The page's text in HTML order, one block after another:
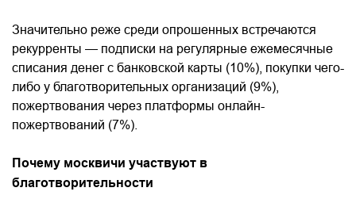
Значительно реже среди опрошенных встречаются
рекурренты — подписки на регулярные ежемесячные
списания денег с банковской карты (10%), покупки чего-
либо у благотворительных организаций (9%),
пожертвования через платформы онлайн-
пожертвований (7%).
Почему москвичи участвуют в
благотворительности